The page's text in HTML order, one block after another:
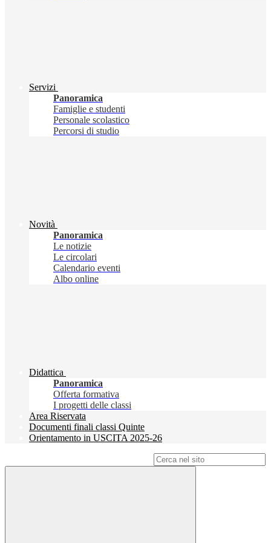
Servizi
Panoramica
Famiglie e studenti
Personale scolastico
Percorsi di studio
Novità
Panoramica
Le notizie
Le circolari
Calendario eventi
Albo online
Didattica
Panoramica
Offerta formativa
I progetti delle classi
Area Riservata
Documenti finali classi Quinte
Orientamento in USCITA 2025-26